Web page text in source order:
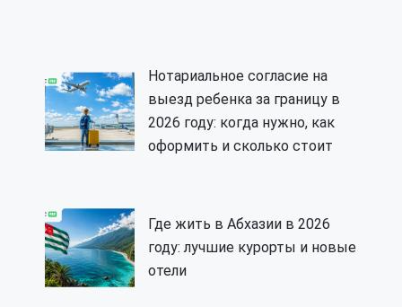
Нотариальное согласие на
выезд ребенка за границу в
2026 году: когда нужно, как
оформить и сколько стоит
Где жить в Абхазии в 2026
году: лучшие курорты и новые
отели